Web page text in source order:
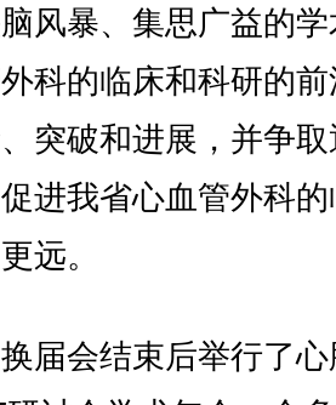
风暴、集思广益的
科的临床和科研的
突破和进展，并争
进我省心血管外科
远。
会结束后举行了心